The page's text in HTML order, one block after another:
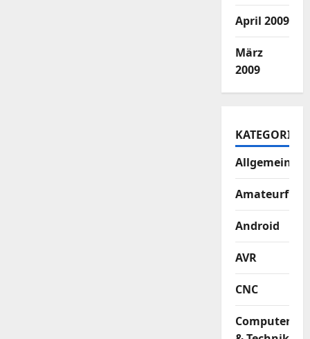
April 2009
März
2009
KATEGORIEN
Allgemein
Amateurfunk
Android
AVR
CNC
Computer